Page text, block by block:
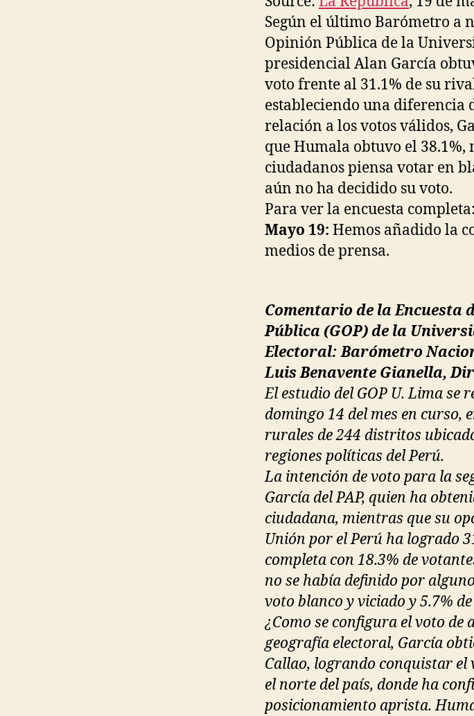
Según el último Barómetro a
Opinión Pública de la
presidencial Alan García
voto frente al 31.1% de su
estableciendo una diferencia
relación a los votos válidos,
que Humala obtuvo el 38.1%,
ciudadanos piensa votar en
aún no ha decidido su voto.
Para ver la encuesta completa:
Mayo 19: Hemos añadido la
medios de prensa.
Comentario de la Encuesta
Pública (GOP) de la
Electoral: Barómetro
Luis Benavente Gianella,
El estudio del GOP U. Lima se
domingo 14 del mes en curso,
rurales de 244 distritos
regiones políticas del Perú.
La intención de voto para la
García del PAP, quien ha
ciudadana, mientras que su
Unión por el Perú ha logrado
completa con 18.3% de
no se había definido por
voto blanco y viciado y 5.7%
¿Como se configura el voto de
geografía electoral, García
Callao, logrando conquistar el
el norte del país, donde ha
posicionamiento aprista.